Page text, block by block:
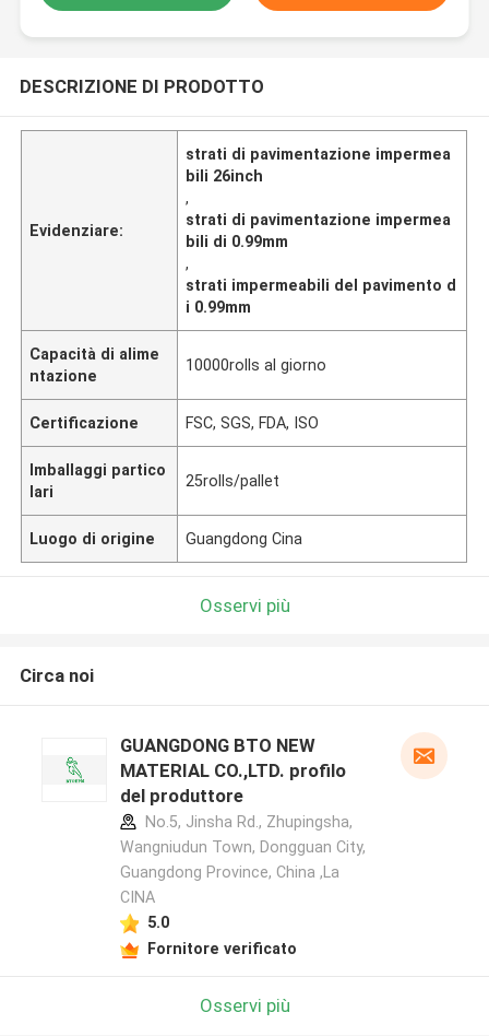
DESCRIZIONE DI PRODOTTO
Evidenziare:
strati di pavimentazione impermea
bili 26inch
,
strati di pavimentazione impermea
bili di 0.99mm
,
strati impermeabili del pavimento d
i 0.99mm
Capacità di alime
ntazione
10000rolls al giorno
Certificazione FSC, SGS, FDA, ISO
Imballaggi partico
lari
25rolls/pallet
Luogo di origine Guangdong Cina
Osservi più
Circa noi
GUANGDONG BTO NEW
MATERIAL CO.,LTD. profilo
del produttore
No.5, Jinsha Rd., Zhupingsha,
Wangniudun Town, Dongguan City,
Guangdong Province, China ,La
CINA
5.0
Fornitore verificato
Osservi più